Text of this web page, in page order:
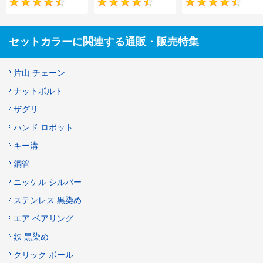
4.6 4.6
セットカラーに関連する通販・販売特集
片山 チェーン
ナットボルト
ザグリ
ハンド ロボット
キー溝
鋼管
ニッケル シルバー
ステンレス 黒染め
エア ベアリング
鉄 黒染め
クリック ボール